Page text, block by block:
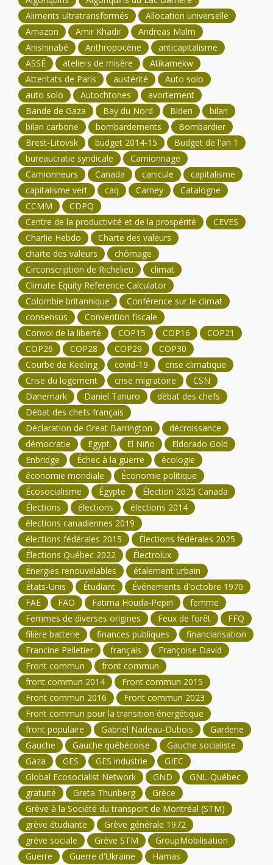
Aliments ultratransformés
Allocation universelle
Amazon
Amir Khadir
Andreas Malm
Anishinabé
Anthropocène
anticapitalisme
ASSÉ
ateliers de misère
Atikamekw
Attentats de Paris
austérité
Auto solo
auto solo
Autochtones
avortement
Bande de Gaza
Bay du Nord Biden
bilan
bilan carbone
bombardements
Bombardier
Brest-Litovsk
budget 2014-15
Budget de l'an 1
bureaucratie syndicale
Camionnage
Camionneurs
Canada canicule
capitalisme
capitalisme vert
caq Carney
Catalogne
CCMM
CDPQ
Centre de la productivité et de la prospérité
CEVES
Charlie Hebdo
Charte des valeurs
charte des valeurs
chômage
Circonscription de Richelieu
climat
Climate Equity Reference Calculator
Colombie britannique
Conférence sur le climat
consensus
Convention fiscale
Convoi de la liberté
COP15 COP16
COP21
COP26
COP28 COP29
COP30
Courbe de Keeling
covid-19
crise climatique
Crise du logement
crise migratoire
CSN
Danemark
Daniel Tanuro
débat des chefs
Débat des chefs français
Déclaration de Great Barrington
décroissance
démocratie
Egypt El Niño
Eldorado Gold
Enbridge
Échec à la guerre
écologie
économie mondiale
Économie politique
Écosocialisme
Égypte
Élection 2025 Canada
Élections
élections
élections 2014
élections canadiennes 2019
élections fédérales 2015
Élections fédérales 2025
Élections Québec 2022
Électrolux
Énergies renouvelables
étalement urbain
États-Unis
Étudiant
Événements d'octobre 1970
FAE
FAO Fatima Houda-Pepin
femme
Femmes de diverses origines
Feux de forêt
FFQ
filière batterie
finances publiques
financiarisation
Francine Pelletier
français
Françoise David
Front commun
front commun
front commun 2014
Front commun 2015
Front commun 2016
Front commun 2023
Front commun pour la transition énergétique
front populaire
Gabriel Nadeau-Dubois
Garderie
Gauche
Gauche québécoise
Gauche socialiste
Gaza
GES GES industrie
GIEC
Global Ecosocialist Network
GND
GNL-Québec
gratuité
Greta Thunberg
Grèce
Grève à la Société du transport de Montréal (STM)
grève étudiante
Grève générale 1972
grève sociale
Grève STM
GroupMobilisation
Guerre
Guerre d'Ukraine
Hamas